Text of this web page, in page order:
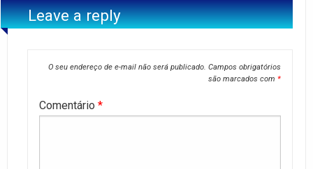
Leave a reply
O seu endereço de e-mail não será publicado. Campos obrigatórios
são marcados com *
Comentário *